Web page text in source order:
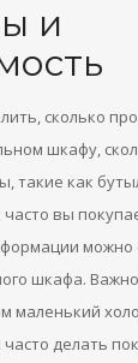
и
сколько
шкафу,
такие как
вы
шкафа.
маленький
делать